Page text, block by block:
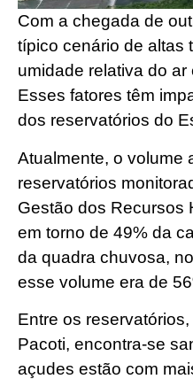
Com a chegada de
típico cenário de altas
umidade relativa do
Esses fatores têm
dos reservatórios do
Atualmente, o volume
reservatórios
Gestão dos Recursos
em torno de 49% da
da quadra chuvosa,
esse volume era de
Entre os
Pacoti, encontra-se
açudes estão com